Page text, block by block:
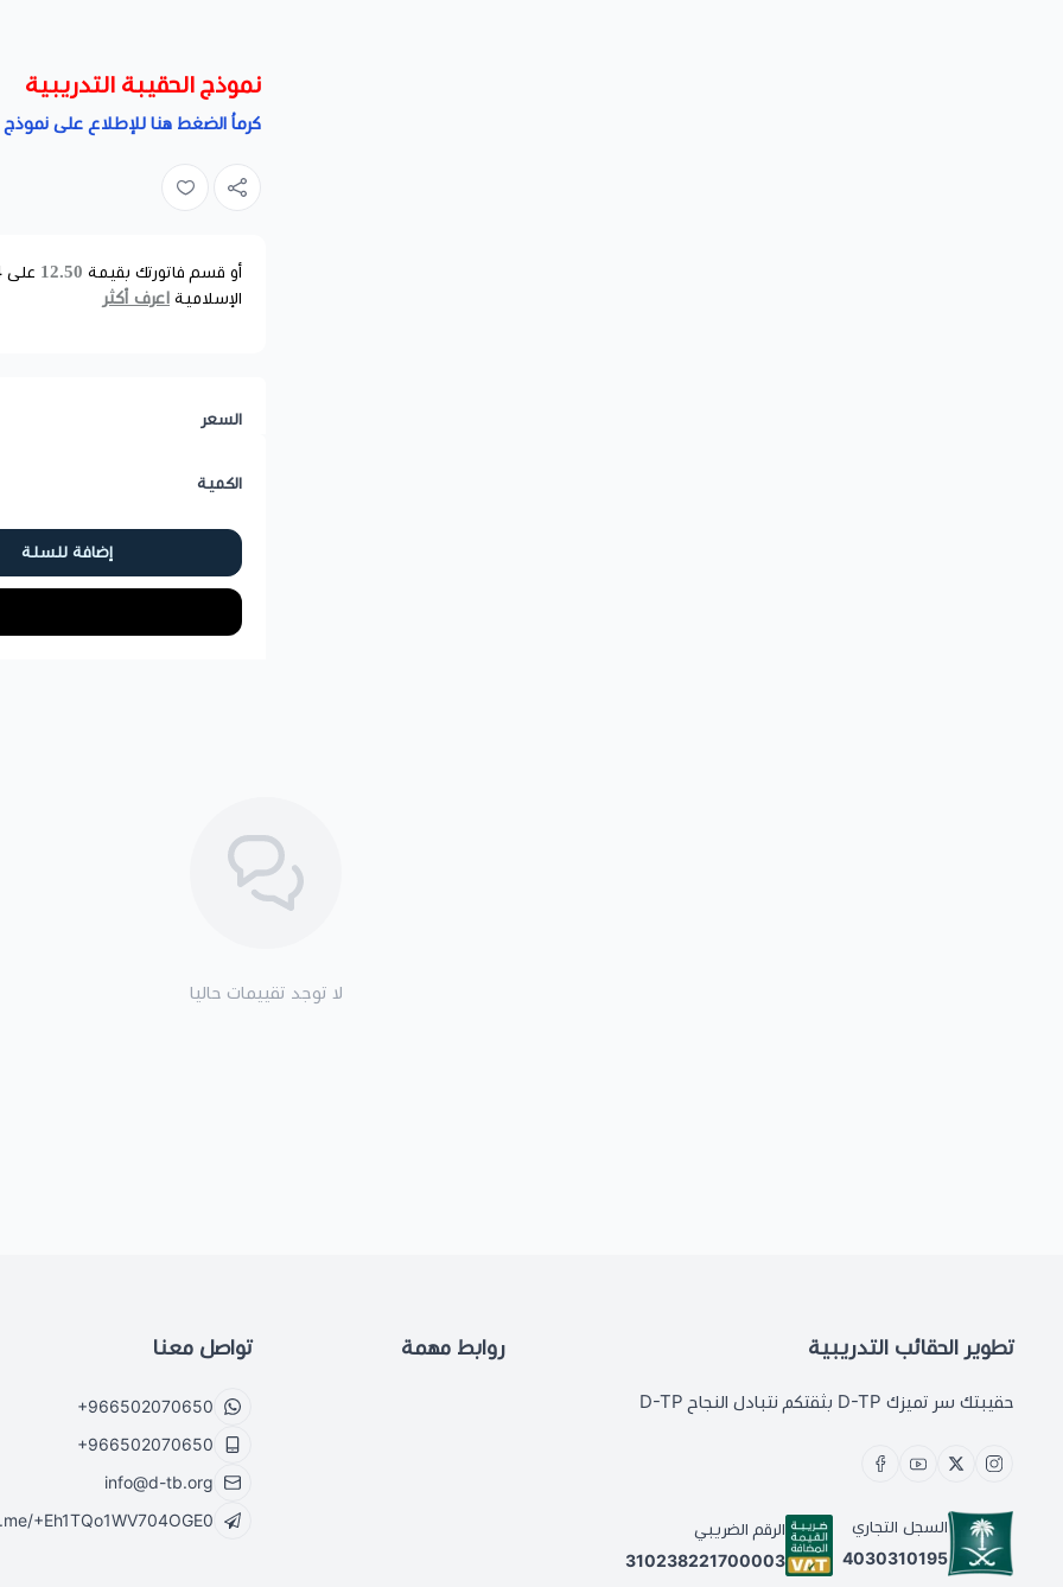
نموذج الحقيبة التدريبية
كرماُ الضغط هنا للإطلاع على نموذج
أو قسم فاتورتك بقيمة 12.50 على
الإسلامية اعرف أكثر
السعر
الكمية
إضافة للسلة
لا توجد تقييمات حاليا
تطوير الحقائب التدريبية
حقيبتك سر تميزك D-TP بثقتكم نتبادل النجاح D-TP
السجل التجاري
4030310195
الرقم الضريبي
310238221700003
روابط مهمة تواصل معنا
+966502070650
+966502070650
info@d-tb.org
+Eh1TQo1WV704OGE0